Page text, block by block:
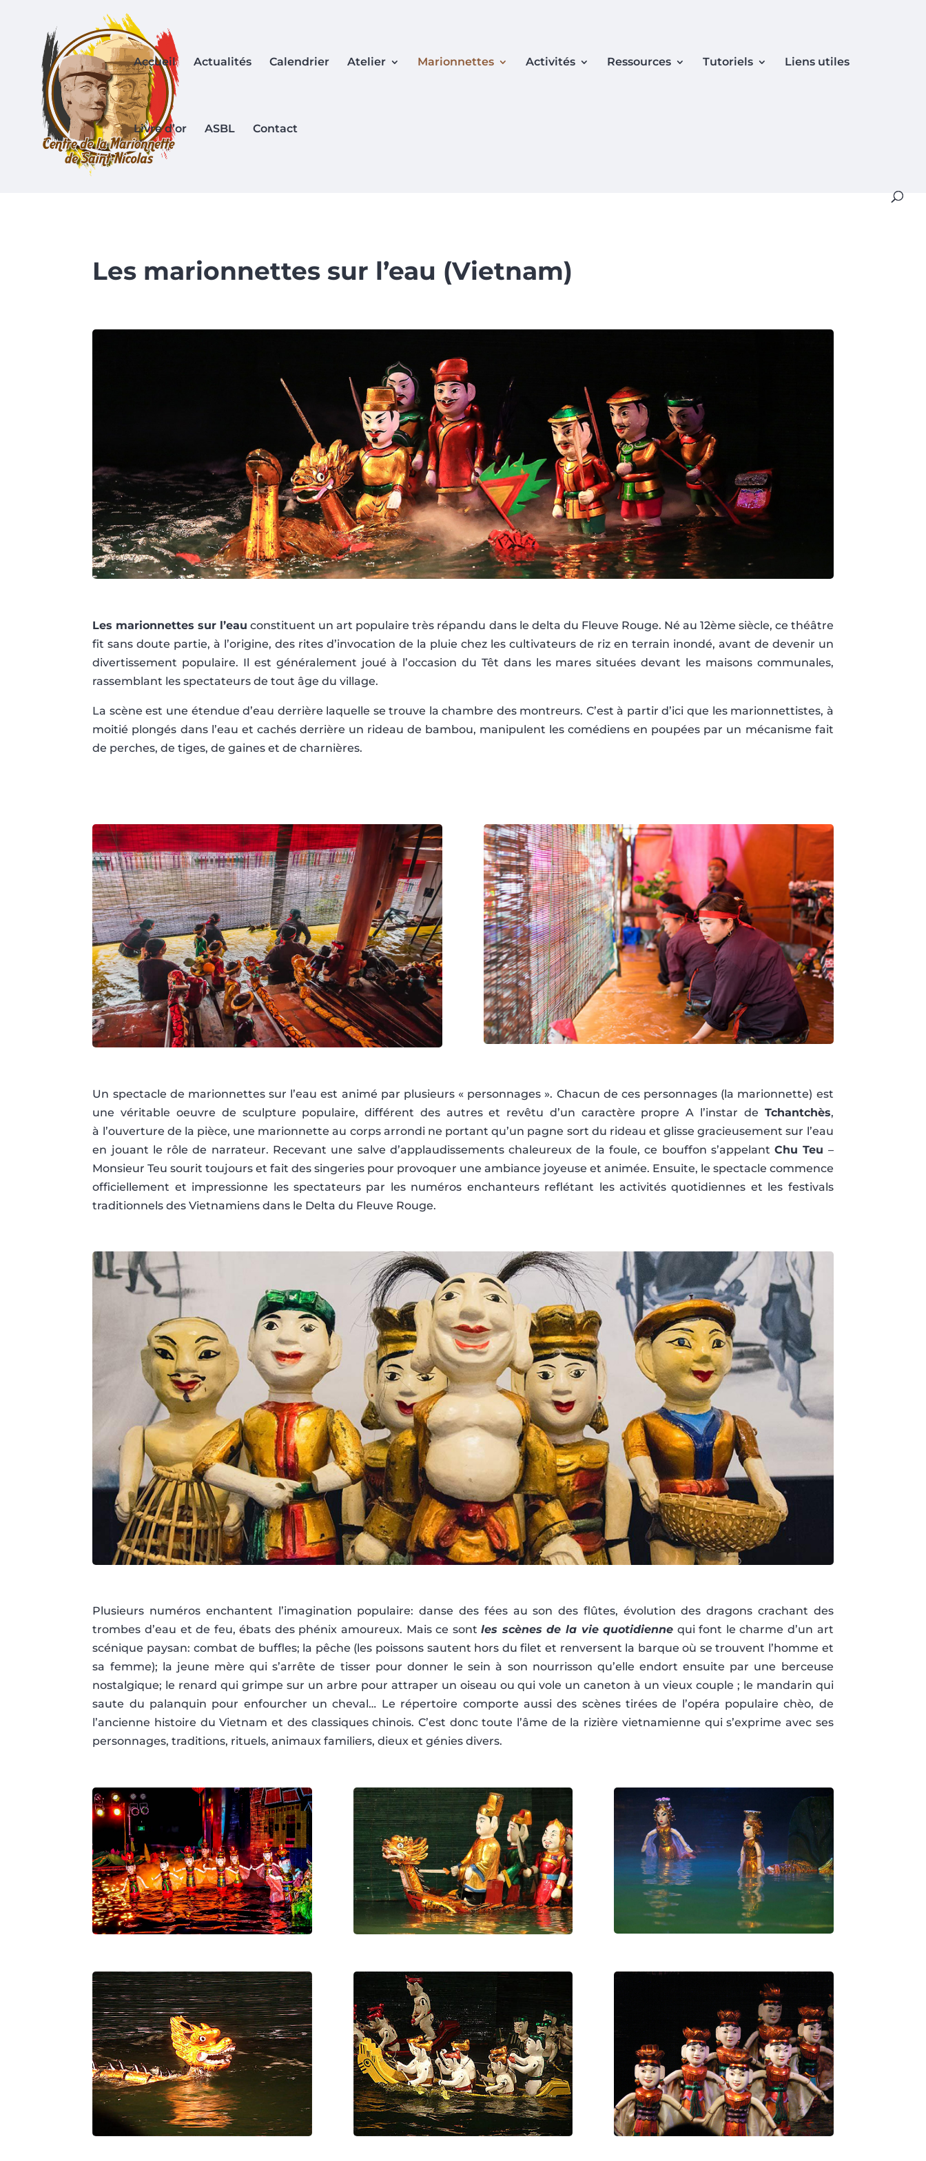
Accueil Actualités Calendrier Atelier Marionnettes Activités Ressources Tutoriels Liens utiles
Livre d’or ASBL Contact
Les marionnettes sur l’eau (Vietnam)
Les marionnettes sur l’eau constituent un art populaire très répandu dans le delta du Fleuve Rouge. Né au 12ème siècle, ce théâtre
fit sans doute partie, à l’origine, des rites d’invocation de la pluie chez les cultivateurs de riz en terrain inondé, avant de devenir un
divertissement populaire. Il est généralement joué à l’occasion du Têt dans les mares situées devant les maisons communales,
rassemblant les spectateurs de tout âge du village.
La scène est une étendue d’eau derrière laquelle se trouve la chambre des montreurs. C’est à partir d’ici que les marionnettistes, à
moitié plongés dans l’eau et cachés derrière un rideau de bambou, manipulent les comédiens en poupées par un mécanisme fait
de perches, de tiges, de gaines et de charnières.
Un spectacle de marionnettes sur l’eau est animé par plusieurs « personnages ». Chacun de ces personnages (la marionnette) est
une véritable oeuvre de sculpture populaire, différent des autres et revêtu d’un caractère propre A l’instar de Tchantchès,
à l’ouverture de la pièce, une marionnette au corps arrondi ne portant qu’un pagne sort du rideau et glisse gracieusement sur l’eau
en jouant le rôle de narrateur. Recevant une salve d’applaudissements chaleureux de la foule, ce bouffon s’appelantChu Teu –
Monsieur Teu sourit toujours et fait des singeries pour provoquer une ambiance joyeuse et animée. Ensuite, le spectacle commence
officiellement et impressionne les spectateurs par les numéros enchanteurs reflétant les activités quotidiennes et les festivals
traditionnels des Vietnamiens dans le Delta du Fleuve Rouge.
Plusieurs numéros enchantent l’imagination populaire: danse des fées au son des flûtes, évolution des dragons crachant des
trombes d’eau et de feu, ébats des phénix amoureux. Mais ce sontles scènes de la vie quotidienne qui font le charme d’un art
scénique paysan: combat de buffles; la pêche (les poissons sautent hors du filet et renversent la barque où se trouvent l’homme et
sa femme); la jeune mère qui s’arrête de tisser pour donner le sein à son nourrisson qu’elle endort ensuite par une berceuse
nostalgique; le renard qui grimpe sur un arbre pour attraper un oiseau ou qui vole un caneton à un vieux couple ; le mandarin qui
saute du palanquin pour enfourcher un cheval… Le répertoire comporte aussi des scènes tirées de l’opéra populaire chèo, de
l’ancienne histoire du Vietnam et des classiques chinois. C’est donc toute l’âme de la rizière vietnamienne qui s’exprime avec ses
personnages, traditions, rituels, animaux familiers, dieux et génies divers.